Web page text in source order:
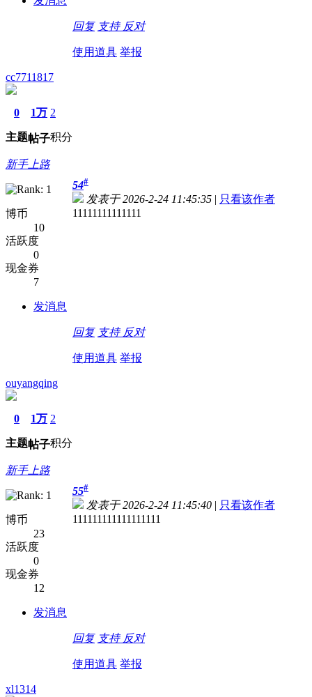
回复 支持 反对
使用道具 举报
cc7711817
0
主题
1万
帖子
2
积分
新手上路
博币
10
活跃度
0
现金券
7
发消息
54#
发表于 2026-2-24 11:45:35 | 只看该作者
11111111111111
回复 支持 反对
使用道具 举报
ouyangqing
0
主题
1万
帖子
2
积分
新手上路
博币
23
活跃度
0
现金券
12
发消息
55#
发表于 2026-2-24 11:45:40 | 只看该作者
111111111111111111
回复 支持 反对
使用道具 举报
xl1314